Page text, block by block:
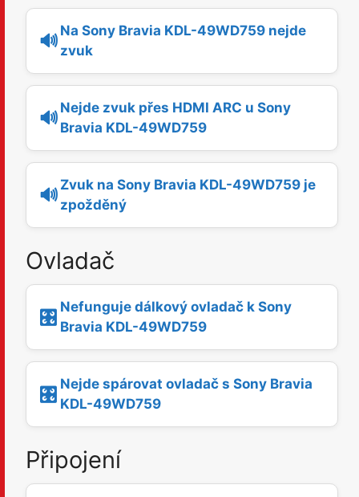
🔊 Na Sony Bravia KDL-49WD759 nejde
zvuk
🔊 Nejde zvuk přes HDMI ARC u Sony
Bravia KDL-49WD759
🔊 Zvuk na Sony Bravia KDL-49WD759 je
zpožděný
Ovladač
🎛️ Nefunguje dálkový ovladač k Sony
Bravia KDL-49WD759
🎛️ Nejde spárovat ovladač s Sony Bravia
KDL-49WD759
Připojení